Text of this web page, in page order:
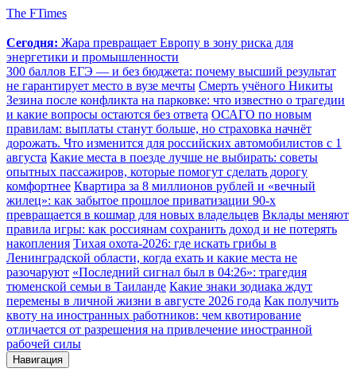
The FTimes
Сегодня: Жара превращает Европу в зону риска для
энергетики и промышленности
300 баллов ЕГЭ — и без бюджета: почему высший результат
не гарантирует место в вузе мечты Смерть учёного Никиты
Зезина после конфликта на парковке: что известно о трагедии
и какие вопросы остаются без ответа ОСАГО по новым
правилам: выплаты станут больше, но страховка начнёт
дорожать. Что изменится для российских автомобилистов с 1
августа Какие места в поезде лучше не выбирать: советы
опытных пассажиров, которые помогут сделать дорогу
комфортнее Квартира за 8 миллионов рублей и «вечный
жилец»: как забытое прошлое приватизации 90-х
превращается в кошмар для новых владельцев Вклады меняют
правила игры: как россиянам сохранить доход и не потерять
накопления Тихая охота-2026: где искать грибы в
Ленинградской области, когда ехать и какие места не
разочаруют «Последний сигнал был в 04:26»: трагедия
тюменской семьи в Таиланде Какие знаки зодиака ждут
перемены в личной жизни в августе 2026 года Как получить
квоту на иностранных работников: чем квотирование
отличается от разрешения на привлечение иностранной
рабочей силы
Навигация